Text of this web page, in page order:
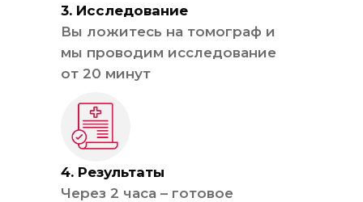
4. Результаты
Через 2 часа – готовое
3. Исследование
Вы ложитесь на томограф и
мы проводим исследование
от 20 минут